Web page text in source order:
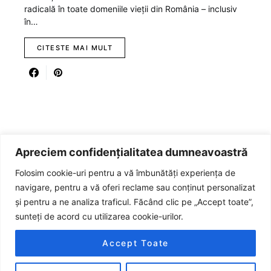
Apreciem confidențialitatea dumneavoastră
Folosim cookie-uri pentru a vă îmbunătăți experiența de
navigare, pentru a vă oferi reclame sau conținut personalizat
și pentru a ne analiza traficul. Făcând clic pe „Accept toate”,
sunteți de acord cu utilizarea cookie-urilor.
Accept Toate
radicală în toate domeniile vieții din România – inclusiv
în…
CITESTE MAI MULT
JURNALUL
Designed & Developed by SSP Team